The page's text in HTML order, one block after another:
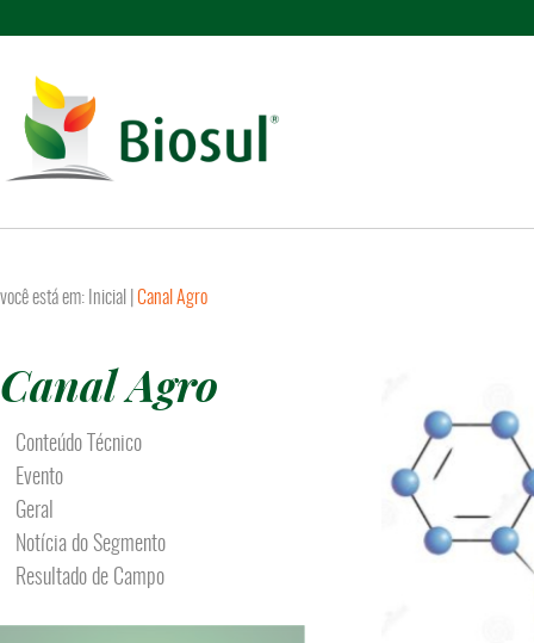
você está em: Inicial Canal Agro
Canal Agro
Conteúdo Técnico
Evento
Geral
Notícia do Segmento
Resultado de Campo